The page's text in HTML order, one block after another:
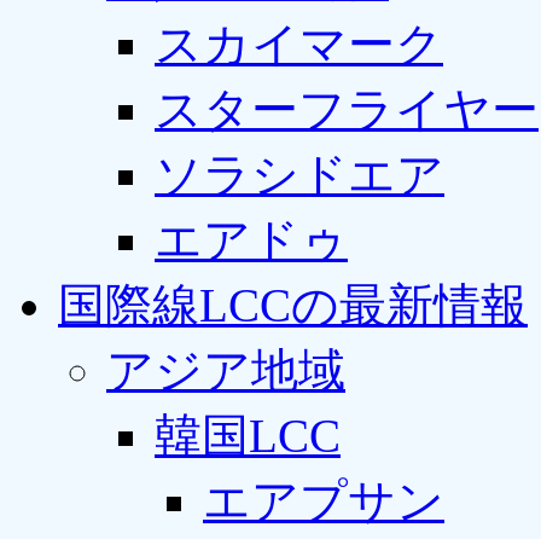
スカイマーク
スターフライヤー
ソラシドエア
エアドゥ
国際線LCCの最新情報
アジア地域
韓国LCC
エアプサン